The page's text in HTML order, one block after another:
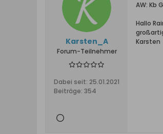
Karsten_A
Forum-Teilnehmer
Dabei seit: 25.01.2021
Beiträge: 354
AW: Kb
Hallo
Karsten